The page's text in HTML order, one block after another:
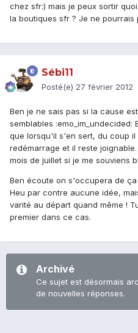
chez sfr:) mais je peux sortir
la boutiques sfr ? Je ne pourrais
Sébi11
Posté(e) 27 février 2012
Ben je ne sais pas si la cause
semblables
que lorsqu'il s'en sert, du coup
redémarrage et il reste
mois de juillet si je me souviens
Ben écoute on s'occupera de
Heu par contre aucune idée,
varité au départ quand même !
premier dans ce cas.
Archivé
Ce sujet est désormais
de nouvelles réponses.